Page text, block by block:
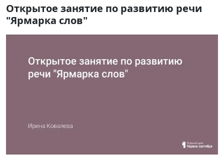
Открытое занятие по развитию речи
"Ярмарка слов"